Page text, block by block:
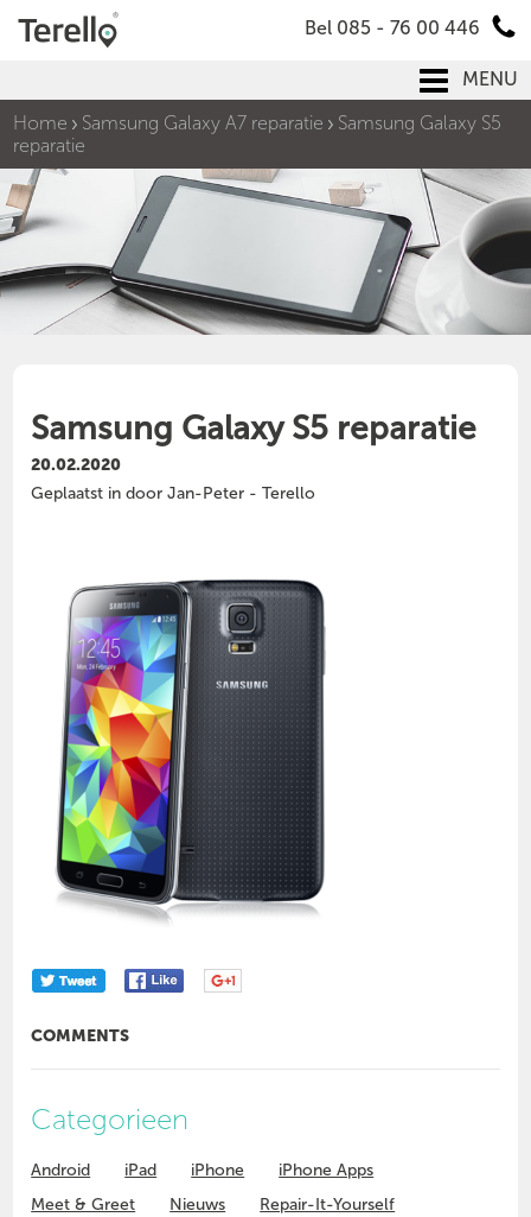
Bel 085 - 76 00 446
MENU
Home
Samsung Galaxy A7 reparatie
Samsung Galaxy S5
reparatie
Samsung Galaxy S5 reparatie
20.02.2020
Geplaatst in door Jan-Peter - Terello
COMMENTS
Categorieen
Android iPad iPhone
iPhone Apps
Meet & Greet
Nieuws
Repair-It-Yourself